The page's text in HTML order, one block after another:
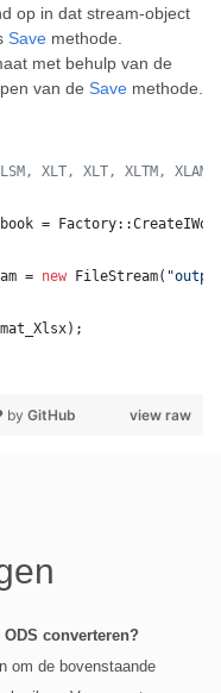
op in dat stream-object
Save methode.
met behulp van de
van de Save methode.
XLT, XLT, XLTM,
=
= new FileStream( "
view raw
by GitHub
converteren?
om de bovenstaande